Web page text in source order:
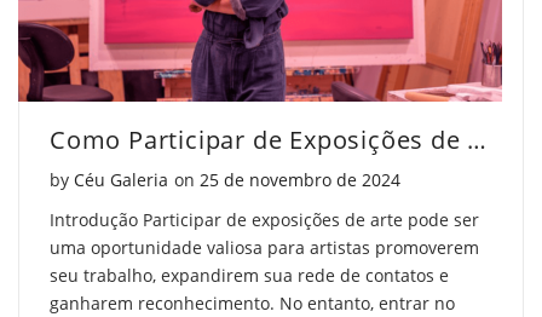
Como Participar de Exposições de Arte
by Céu Galeria on Posted on
25 de novembro de 2024
Introdução Participar de exposições de arte pode ser
uma oportunidade valiosa para artistas promoverem
seu trabalho, expandirem sua rede de contatos e
ganharem reconhecimento. No entanto, entrar no